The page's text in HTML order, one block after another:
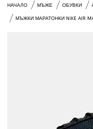
НАЧАЛО МЪЖЕ ОБУВКИ
МЪЖКИ МАРАТОНКИ NIKE AIR